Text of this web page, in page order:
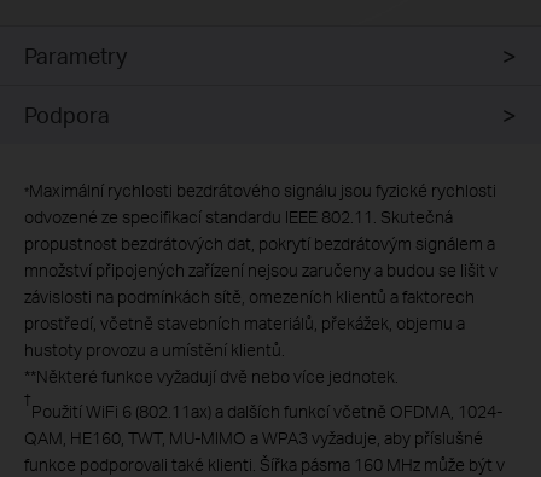
Parametry
Podpora
*Maximální rychlosti bezdrátového signálu jsou fyzické rychlosti
odvozené ze specifikací standardu IEEE 802.11. Skutečná
propustnost bezdrátových dat, pokrytí bezdrátovým signálem a
množství připojených zařízení nejsou zaručeny a budou se lišit v
závislosti na podmínkách sítě, omezeních klientů a faktorech
prostředí, včetně stavebních materiálů, překážek, objemu a
hustoty provozu a umístění klientů.
**Některé funkce vyžadují dvě nebo více jednotek.
†
Použití WiFi 6 (802.11ax) a dalších funkcí včetně OFDMA, 1024-
QAM, HE160, TWT, MU-MIMO a WPA3 vyžaduje, aby příslušné
funkce podporovali také klienti. Šířka pásma 160 MHz může být v